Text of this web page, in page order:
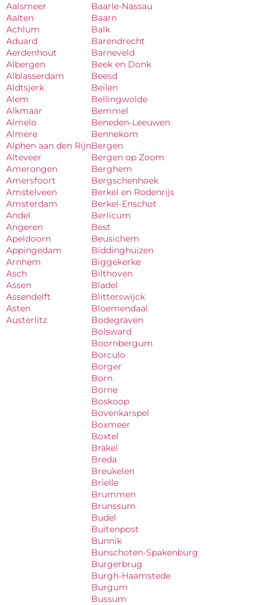
Aalsmeer
Aalten
Achlum
Aduard
Aerdenhout
Albergen
Alblasserdam
Aldtsjerk
Alem
Alkmaar
Almelo
Almere
Alphen aan den Rijn
Alteveer
Amerongen
Amersfoort
Amstelveen
Amsterdam
Andel
Angeren
Apeldoorn
Appingedam
Arnhem
Asch
Assen
Assendelft
Asten
Austerlitz
Baarle-Nassau
Baarn
Balk
Barendrecht
Barneveld
Beek en Donk
Beesd
Beilen
Bellingwolde
Bemmel
Beneden-Leeuwen
Bennekom
Bergen
Bergen op Zoom
Berghem
Bergschenhoek
Berkel en Rodenrijs
Berkel-Enschot
Berlicum
Best
Beusichem
Biddinghuizen
Biggekerke
Bilthoven
Bladel
Blitterswijck
Bloemendaal
Bodegraven
Bolsward
Boornbergum
Borculo
Borger
Born
Borne
Boskoop
Bovenkarspel
Boxmeer
Boxtel
Brakel
Breda
Breukelen
Brielle
Brummen
Brunssum
Budel
Buitenpost
Bunnik
Bunschoten-Spakenburg
Burgerbrug
Burgh-Haamstede
Burgum
Bussum